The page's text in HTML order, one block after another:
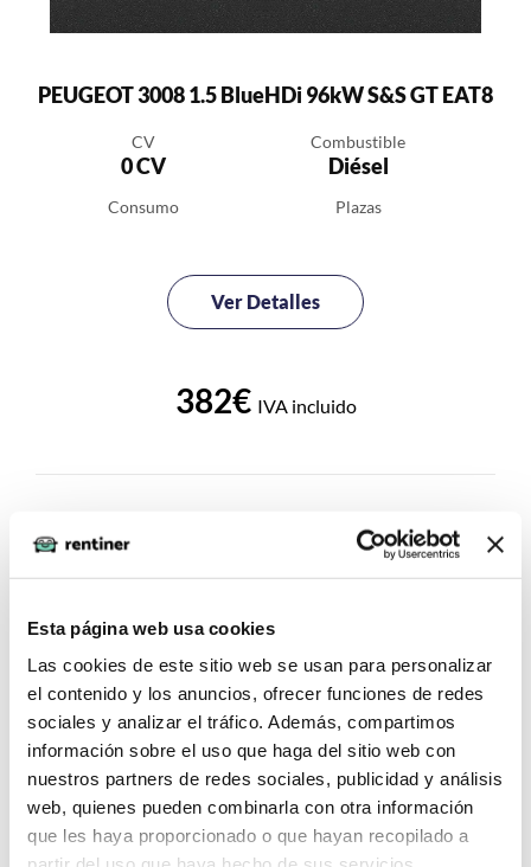
Esta página web usa cookies
Las cookies de este sitio web se usan para personalizar
el contenido y los anuncios, ofrecer funciones de redes
sociales y analizar el tráfico. Además, compartimos
información sobre el uso que haga del sitio web con
nuestros partners de redes sociales, publicidad y análisis
web, quienes pueden combinarla con otra información
que les haya proporcionado o que hayan recopilado a
PEUGEOT 3008 1.5 BlueHDi 96kW S&S GT EAT8
CV
0 CV
Combustible
Diésel
Consumo Plazas
Ver Detalles
382€ IVA incluido